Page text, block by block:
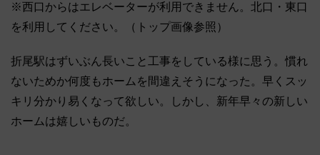
※西口からはエレベーターが利用できません。北口・東口
を利用してください。（トップ画像参照）
折尾駅はずいぶん長いこと工事をしている様に思う。慣れ
ないためか何度もホームを間違えそうになった。早くスッ
キリ分かり易くなって欲しい。しかし、新年早々の新しい
ホームは嬉しいものだ。